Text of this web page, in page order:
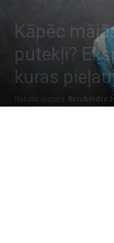
Kāpēc
putekļi?
kuras
Raksta autors